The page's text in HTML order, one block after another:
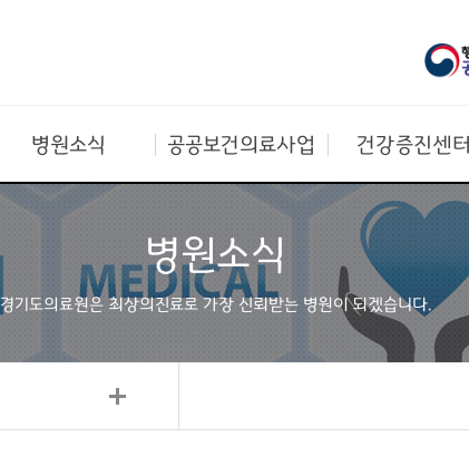
병원소식 공공보건의료사업 건강증진센터
병원소식
경기도의료원은 최상의진료로 가장 신뢰받는 병원이 되겠습니다.